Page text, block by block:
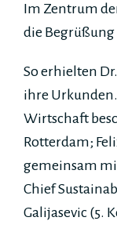
Im Zentrum
die
So erhielten
ihre
Wirtschaft
Rotterdam;
gemeinsam
Chief
Galijasevic (5.